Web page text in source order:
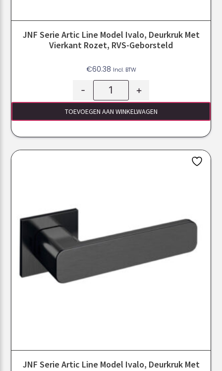
JNF Serie Artic Line Model Ivalo, Deurkruk Met
Vierkant Rozet, RVS-Geborsteld
€60.38 Incl. BTW
- +
TOEVOEGEN AAN WINKELWAGEN
JNF Serie Artic Line Model Ivalo, Deurkruk Met